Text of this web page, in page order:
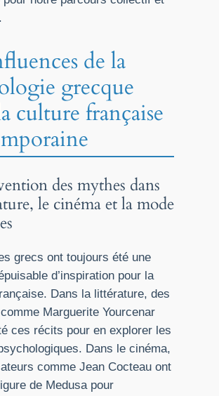
de la
grecque
culture française
des mythes dans
le cinéma et la mode
grecs ont toujours été une
d’inspiration pour la
Dans la littérature, des
Marguerite Yourcenar
ces récits pour en explorer les
Dans le cinéma,
comme Jean Cocteau ont
de Medusa pour